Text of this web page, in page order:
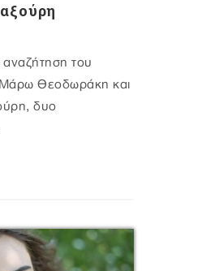
του
Μάρω Θεοδωράκη και
δυο